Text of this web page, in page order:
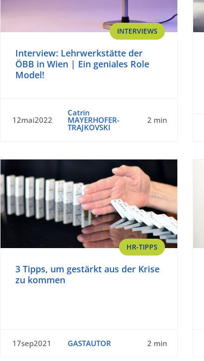
INTERVIEWS
Interview: Lehrwerkstätte der
ÖBB in Wien | Ein geniales Role
Model!
12mai2022
Catrin
MAYERHOFER-
TRAJKOVSKI
2 min
HR-TIPPS
3 Tipps, um gestärkt aus der Krise
zu kommen
17sep2021 GASTAUTOR 2 min